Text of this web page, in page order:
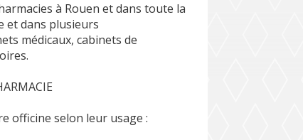
à Rouen et dans toute la
et dans plusieurs
médicaux, cabinets de
officine selon leur usage :